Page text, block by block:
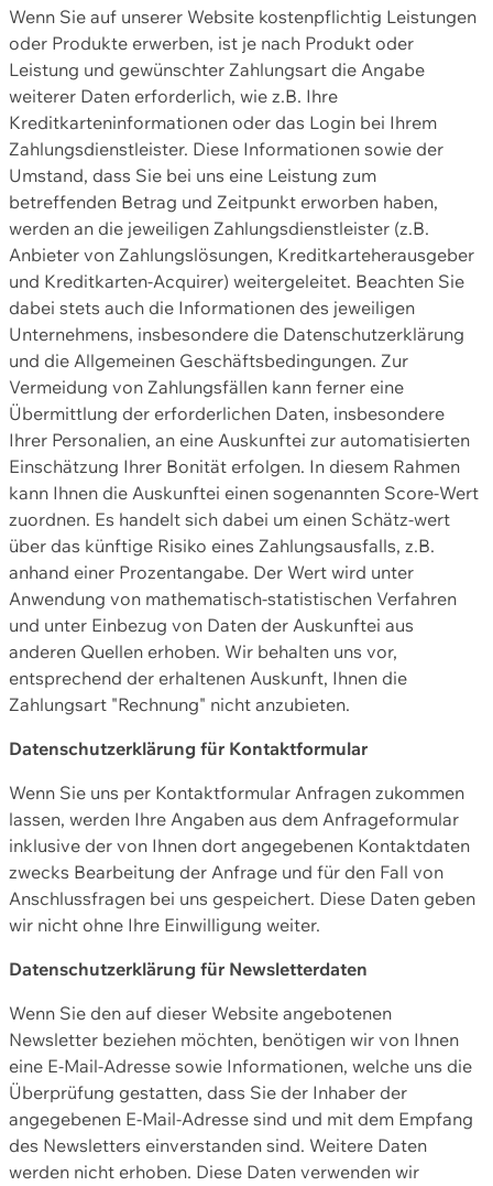
Wenn Sie auf unserer Website kostenpflichtig Leistungen
oder Produkte erwerben, ist je nach Produkt oder
Leistung und gewünschter Zahlungsart die Angabe
weiterer Daten erforderlich, wie z.B. Ihre
Kreditkarteninformationen oder das Login bei Ihrem
Zahlungsdienstleister. Diese Informationen sowie der
Umstand, dass Sie bei uns eine Leistung zum
betreffenden Betrag und Zeitpunkt erworben haben,
werden an die jeweiligen Zahlungsdienstleister (z.B.
Anbieter von Zahlungslösungen, Kreditkarteherausgeber
und Kreditkarten-Acquirer) weitergeleitet. Beachten Sie
dabei stets auch die Informationen des jeweiligen
Unternehmens, insbesondere die Datenschutzerklärung
und die Allgemeinen Geschäftsbedingungen. Zur
Vermeidung von Zahlungsfällen kann ferner eine
Übermittlung der erforderlichen Daten, insbesondere
Ihrer Personalien, an eine Auskunftei zur automatisierten
Einschätzung Ihrer Bonität erfolgen. In diesem Rahmen
kann Ihnen die Auskunftei einen sogenannten Score-Wert
zuordnen. Es handelt sich dabei um einen Schätz-wert
über das künftige Risiko eines Zahlungsausfalls, z.B.
anhand einer Prozentangabe. Der Wert wird unter
Anwendung von mathematisch-statistischen Verfahren
und unter Einbezug von Daten der Auskunftei aus
anderen Quellen erhoben. Wir behalten uns vor,
entsprechend der erhaltenen Auskunft, Ihnen die
Zahlungsart "Rechnung" nicht anzubieten.
Datenschutzerklärung für Kontaktformular
Wenn Sie uns per Kontaktformular Anfragen zukommen
lassen, werden Ihre Angaben aus dem Anfrageformular
inklusive der von Ihnen dort angegebenen Kontaktdaten
zwecks Bearbeitung der Anfrage und für den Fall von
Anschlussfragen bei uns gespeichert. Diese Daten geben
wir nicht ohne Ihre Einwilligung weiter.
Datenschutzerklärung für Newsletterdaten
Wenn Sie den auf dieser Website angebotenen
Newsletter beziehen möchten, benötigen wir von Ihnen
eine E-Mail-Adresse sowie Informationen, welche uns die
Überprüfung gestatten, dass Sie der Inhaber der
angegebenen E-Mail-Adresse sind und mit dem Empfang
des Newsletters einverstanden sind. Weitere Daten
werden nicht erhoben. Diese Daten verwenden wir